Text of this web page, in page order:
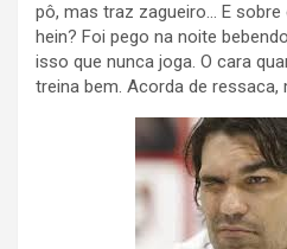
pô, mas traz zagueiro… E sobre
hein? Foi pego na noite
isso que nunca joga. O cara
treina bem. Acorda de